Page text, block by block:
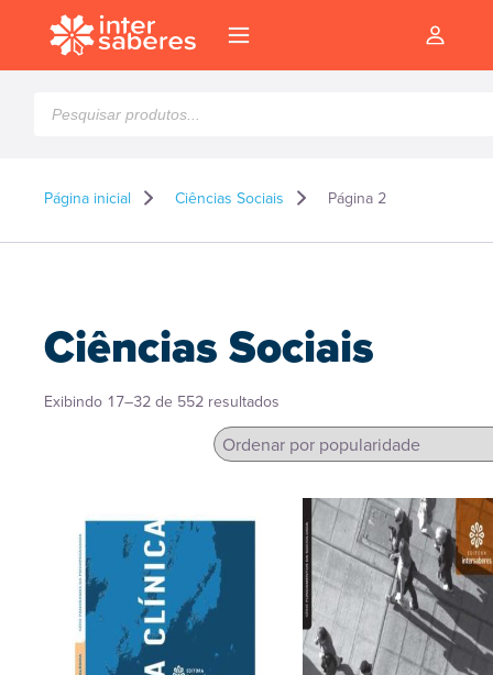
produtos
Página inicial Ciências Sociais Página 2
Ciências Sociais
Exibindo 17–32 de 552 resultados
popularidade